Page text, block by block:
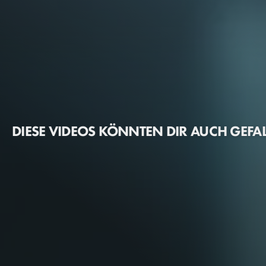
DIESE VIDEOS KÖNNTEN DIR AUCH